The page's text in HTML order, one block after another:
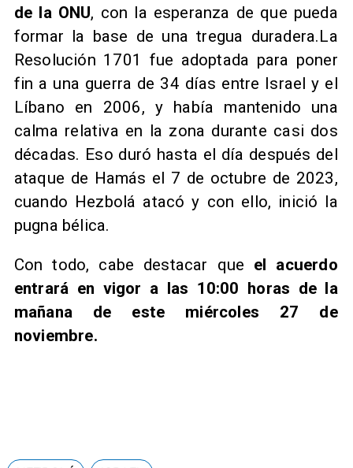
de la ONU, con la esperanza de que pueda
formar la base de una tregua duradera.La
Resolución 1701 fue adoptada para poner
fin a una guerra de 34 días entre Israel y el
Líbano en 2006, y había mantenido una
calma relativa en la zona durante casi dos
décadas. Eso duró hasta el día después del
ataque de Hamás el 7 de octubre de 2023,
cuando Hezbolá atacó y con ello, inició la
pugna bélica.
Con todo, cabe destacar que el acuerdo
entrará en vigor a las 10:00 horas de la
mañana de este miércoles 27 de
noviembre.